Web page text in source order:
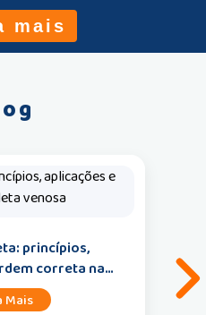
mais
princípios,
correta na
Mais